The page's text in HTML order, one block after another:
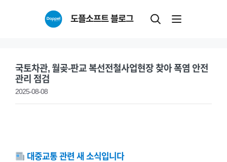
도플소프트 블로그
국토차관, 월곶-판교 복선전철사업현장 찾아 폭염 안전
관리 점검
2025-08-08
대중교통 관련 새 소식입니다